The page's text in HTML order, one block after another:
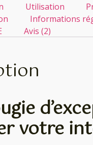
Utilisation
Informations
Avis (2)
votre